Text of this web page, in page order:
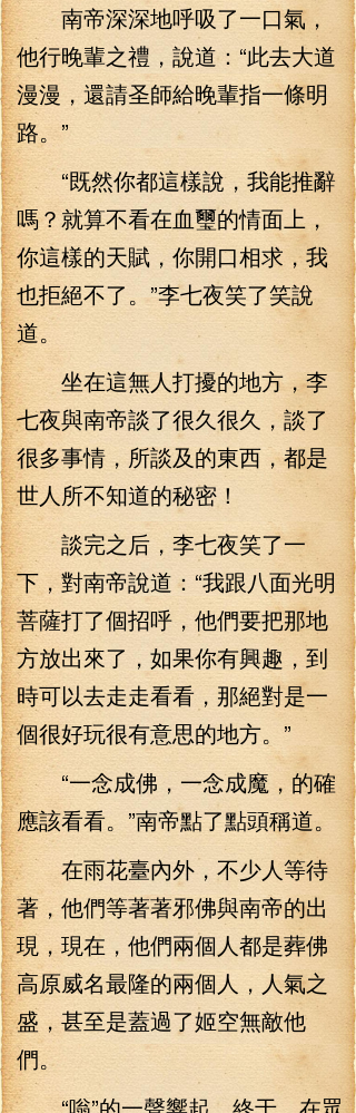
南帝深深地呼吸了一口氣，
他行晚輩之禮，說道：“此去大道
漫漫，還請圣師給晚輩指一條明
路。”
“既然你都這樣說，我能推辭
嗎？就算不看在血璽的情面上，
你這樣的天賦，你開口相求，我
也拒絕不了。”李七夜笑了笑說
道。
坐在這無人打擾的地方，李
七夜與南帝談了很久很久，談了
很多事情，所談及的東西，都是
世人所不知道的秘密！
談完之后，李七夜笑了一
下，對南帝說道：“我跟八面光明
菩薩打了個招呼，他們要把那地
方放出來了，如果你有興趣，到
時可以去走走看看，那絕對是一
個很好玩很有意思的地方。”
“一念成佛，一念成魔，的確
應該看看。”南帝點了點頭稱道。
在雨花臺內外，不少人等待
著，他們等著著邪佛與南帝的出
現，現在，他們兩個人都是葬佛
高原威名最隆的兩個人，人氣之
盛，甚至是蓋過了姬空無敵他
們。